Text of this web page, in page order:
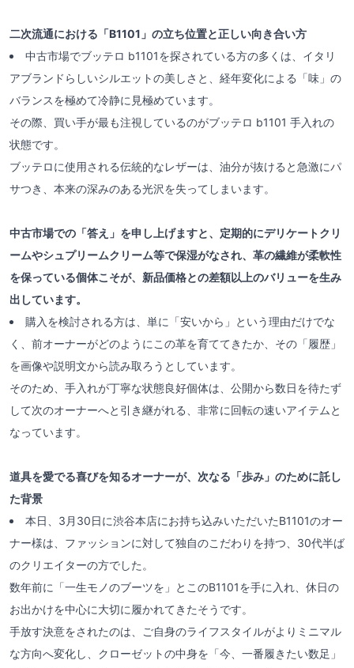
二次流通における「B1101」の立ち位置と正しい向き合い方
中古市場でブッテロ b1101を探されている方の多くは、イタリ
アブランドらしいシルエットの美しさと、経年変化による「味」の
バランスを極めて冷静に見極めています。
その際、買い手が最も注視しているのがブッテロ b1101 手入れの
状態です。
ブッテロに使用される伝統的なレザーは、油分が抜けると急激にパ
サつき、本来の深みのある光沢を失ってしまいます。
中古市場での「答え」を申し上げますと、定期的にデリケートクリ
ームやシュプリームクリーム等で保湿がなされ、革の繊維が柔軟性
を保っている個体こそが、新品価格との差額以上のバリューを生み
出しています。
購入を検討される方は、単に「安いから」という理由だけでな
く、前オーナーがどのようにこの革を育ててきたか、その「履歴」
を画像や説明文から読み取ろうとしています。
そのため、手入れが丁寧な状態良好個体は、公開から数日を待たず
して次のオーナーへと引き継がれる、非常に回転の速いアイテムと
なっています。
道具を愛でる喜びを知るオーナーが、次なる「歩み」のために託し
た背景
本日、3月30日に渋谷本店にお持ち込みいただいたB1101のオー
ナー様は、ファッションに対して独自のこだわりを持つ、30代半ば
のクリエイターの方でした。
数年前に「一生モノのブーツを」とこのB1101を手に入れ、休日の
お出かけを中心に大切に履かれてきたそうです。
手放す決意をされたのは、ご自身のライフスタイルがよりミニマル
な方向へ変化し、クローゼットの中身を「今、一番履きたい数足」